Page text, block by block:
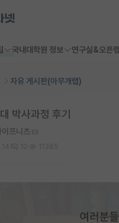
국내대학원 정보 연구실&오픈랩
자유 게시판(아무개랩)
박사과정 후기
프니츠